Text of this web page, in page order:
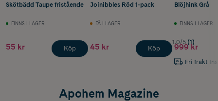
Skötbädd Taupe fristående
FINNS I LAGER
55 kr Köp
Joinibbles Röd 1-pack
FÅ I LAGER
45 kr Köp
Blöjhink Grå
FINNS I LAGER
1.0/5 (1)
999 kr
Fri frakt
Apohem Magazine